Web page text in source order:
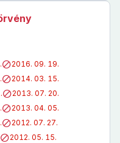
2016. 09. 19.
2014. 03. 15.
2013. 07. 20.
2013. 04. 05.
2012. 07. 27.
2012. 05. 15.